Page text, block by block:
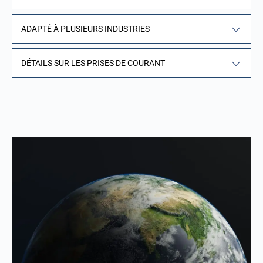
ADAPTÉ À PLUSIEURS INDUSTRIES
DÉTAILS SUR LES PRISES DE COURANT